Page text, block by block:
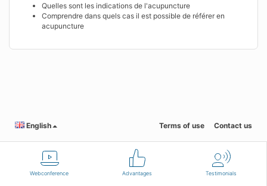
Webconference Advantages Testimonials
Quelles sont les indications de l'acupuncture
Comprendre dans quels cas il est possible de référer en
acupuncture
English Terms of use Contact us